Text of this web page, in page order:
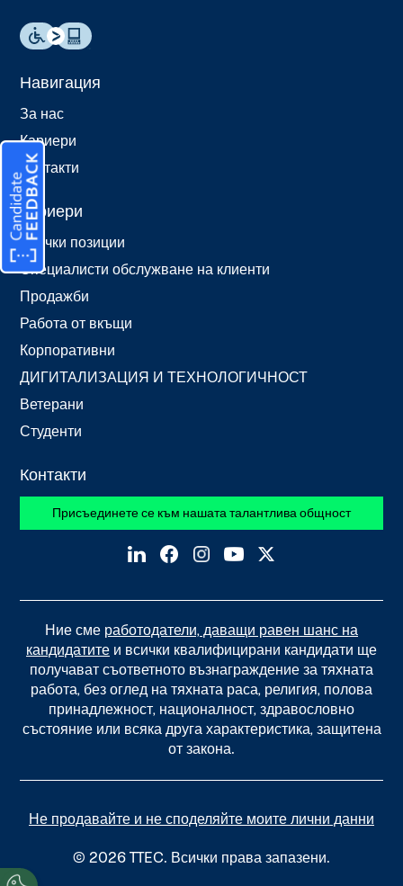
Навигация
За нас
Кариери
Контакти
Кариери
Всички позиции
Специалисти обслужване на клиенти
Продажби
Работа от вкъщи
Корпоративни
ДИГИТАЛИЗАЦИЯ И ТЕХНОЛОГИЧНОСТ
Ветерани
Студенти
Контакти
Присъединете се към нашата талантлива общност
Ние сме работодатели, даващи равен шанс на
кандидатите и всички квалифицирани кандидати ще
получават съответното възнаграждение за тяхната
работа, без оглед на тяхната раса, религия, полова
принадлежност, националност, здравословно
състояние или всяка друга характеристика, защитена
от закона.
Не продавайте и не споделяйте моите лични данни
© 2026 TTEC. Всички права запазени.